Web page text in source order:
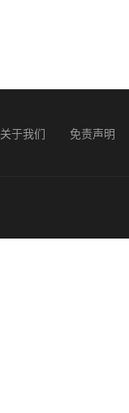
关于我们 免责声明